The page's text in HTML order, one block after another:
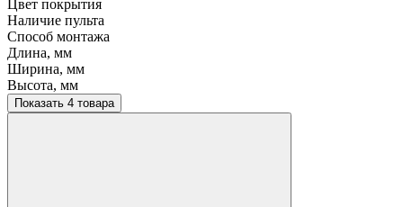
Цвет покрытия
Наличие пульта
Способ монтажа
Длина, мм
Ширина, мм
Высота, мм
Показать 4 товара